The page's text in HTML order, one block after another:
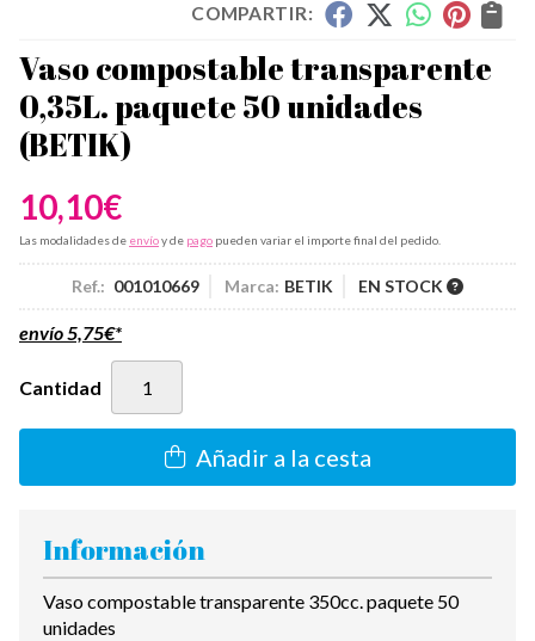
COMPARTIR:
Vaso compostable transparente
0,35L. paquete 50 unidades
(BETIK)
10,10€
Las modalidades de envíoy de pago pueden variar el importe final del pedido.
Ref.: 001010669 Marca: BETIK EN STOCK
envío5,75€*
Cantidad
Añadir a la cesta
Información
Vaso compostable transparente 350cc. paquete 50
unidades